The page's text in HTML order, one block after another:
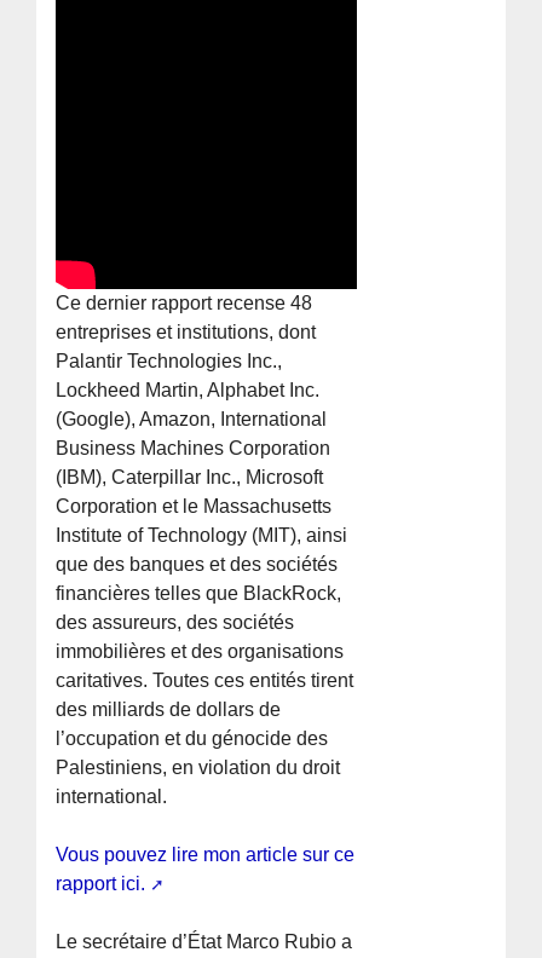
Ce dernier rapport recense 48
entreprises et institutions, dont
Palantir Technologies Inc.,
Lockheed Martin, Alphabet Inc.
(Google), Amazon, International
Business Machines Corporation
(IBM), Caterpillar Inc., Microsoft
Corporation et le Massachusetts
Institute of Technology (MIT), ainsi
que des banques et des sociétés
financières telles que BlackRock,
des assureurs, des sociétés
immobilières et des organisations
caritatives. Toutes ces entités tirent
des milliards de dollars de
l’occupation et du génocide des
Palestiniens, en violation du droit
international.
Vous pouvez lire mon article sur ce
rapport ici.
Le secrétaire d’État Marco Rubio a